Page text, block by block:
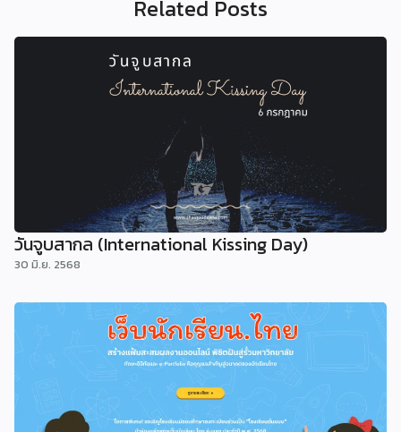
Related Posts
วันจูบสากล (International Kissing Day)
30 มิ.ย. 2568